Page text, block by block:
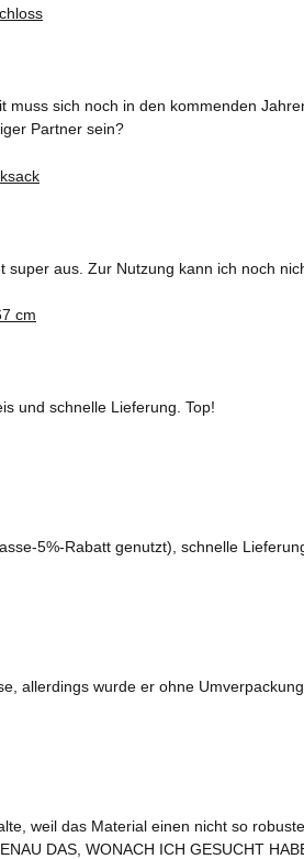
sich noch in den kommenden
Partner sein?
aus. Zur Nutzung kann ich noch
und schnelle Lieferung. Top!
5%-Rabatt genutzt), schnelle
allerdings wurde er ohne
weil das Material einen nicht so
DAS, WONACH ICH GESUCHT